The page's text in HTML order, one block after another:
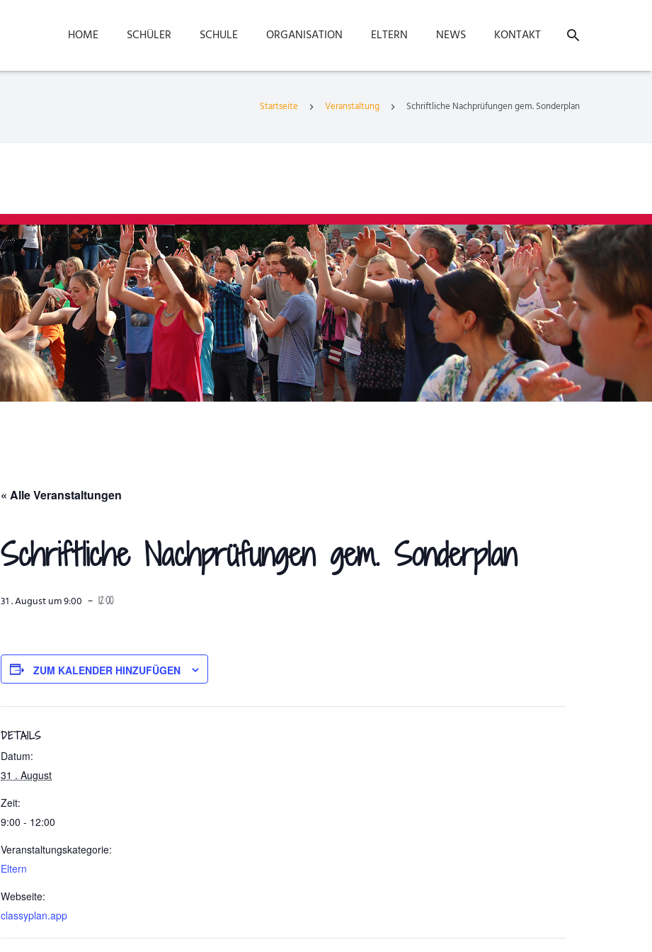
HOME SCHÜLER SCHULE ORGANISATION ELTERN NEWS KONTAKT
Startseite Veranstaltung Schriftliche Nachprüfungen gem. Sonderplan
« Alle Veranstaltungen
Schriftliche Nachprüfungen gem. Sonderplan
31 . August um 9:00 -12:00
ZUM KALENDER HINZUFÜGEN
DETAILS
Datum:
31 . August
Zeit:
9:00 - 12:00
Veranstaltungskategorie:
Eltern
Webseite:
classyplan.app